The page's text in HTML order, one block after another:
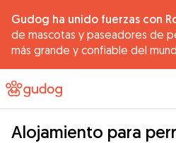
Gudog ha unido fuerzas con
de mascotas y paseadores de
más grande y confiable del
Alojamiento para